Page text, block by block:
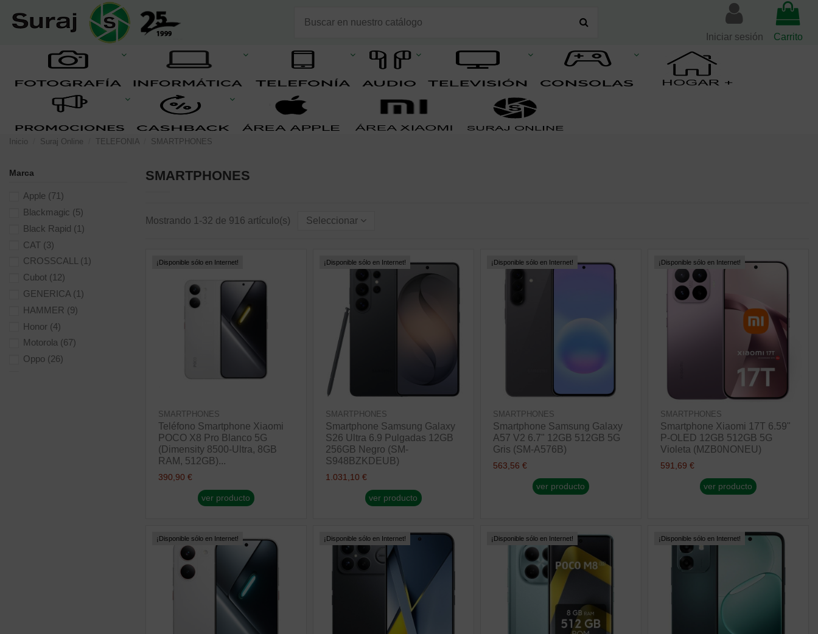
Iniciar sesión Carrito
Inicio Suraj Online TELEFONIA SMARTPHONES
SMARTPHONES
Mostrando 1-32 de 916 artículo(s) Seleccionar
¡Disponible sólo en Internet!
SMARTPHONES
Teléfono Smartphone Xiaomi
POCO X8 Pro Blanco 5G
(Dimensity 8500-Ultra, 8GB
RAM, 512GB)...
390,90 €
ver producto
¡Disponible sólo en Internet!
SMARTPHONES
Smartphone Samsung Galaxy
S26 Ultra 6.9 Pulgadas 12GB
256GB Negro (SM-
S948BZKDEUB)
1.031,10 €
ver producto
¡Disponible sólo en Internet!
SMARTPHONES
Smartphone Samsung Galaxy
A57 V2 6.7" 12GB 512GB 5G
Gris (SM-A576B)
563,56 €
ver producto
¡Disponible sólo en Internet!
SMARTPHONES
Smartphone Xiaomi 17T 6.59"
P-OLED 12GB 512GB 5G
Violeta (MZB0NONEU)
591,69 €
ver producto
¡Disponible sólo en Internet! ¡Disponible sólo en Internet! ¡Disponible sólo en Internet! ¡Disponible sólo en Internet!
Marca
Apple (71)
Blackmagic (5)
Black Rapid (1)
CAT (3)
CROSSCALL (1)
Cubot (12)
GENERICA (1)
HAMMER (9)
Honor (4)
Motorola (67)
Oppo (26)